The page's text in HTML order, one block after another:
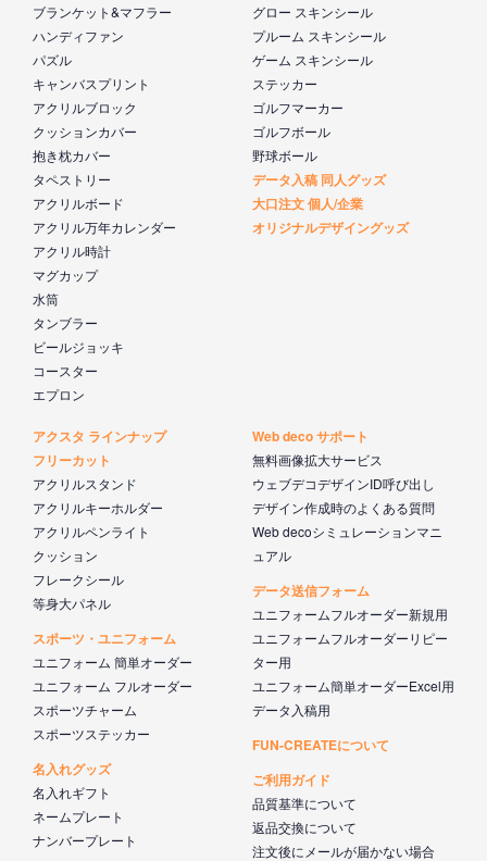
ブランケット&マフラー
ハンディファン
パズル
キャンバスプリント
アクリルブロック
クッションカバー
抱き枕カバー
タペストリー
アクリルボード
アクリル万年カレンダー
アクリル時計
マグカップ
水筒
タンブラー
ビールジョッキ
コースター
エプロン
グロー スキンシール
プルーム スキンシール
ゲーム スキンシール
ステッカー
ゴルフマーカー
ゴルフボール
野球ボール
データ入稿 同人グッズ
大口注文 個人/企業
オリジナルデザイングッズ
アクスタ ラインナップ
フリーカット
アクリルスタンド
アクリルキーホルダー
アクリルペンライト
クッション
フレークシール
等身大パネル
スポーツ・ユニフォーム
ユニフォーム 簡単オーダー
ユニフォーム フルオーダー
スポーツチャーム
スポーツステッカー
名入れグッズ
名入れギフト
ネームプレート
ナンバープレート
Web deco サポート
無料画像拡大サービス
ウェブデコデザインID呼び出し
デザイン作成時のよくある質問
Web decoシミュレーションマニ
ュアル
データ送信フォーム
ユニフォームフルオーダー新規用
ユニフォームフルオーダーリピー
ター用
ユニフォーム簡単オーダーExcel用
データ入稿用
FUN-CREATEについて
ご利用ガイド
品質基準について
返品交換について
注文後にメールが届かない場合